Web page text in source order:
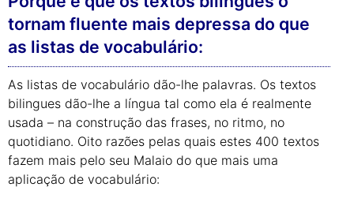
tornam fluente mais depressa do que
as listas de vocabulário:
As listas de vocabulário dão-lhe palavras. Os textos
bilingues dão-lhe a língua tal como ela é realmente
usada – na construção das frases, no ritmo, no
quotidiano. Oito razões pelas quais estes 400 textos
fazem mais pelo seu Malaio do que mais uma
aplicação de vocabulário: